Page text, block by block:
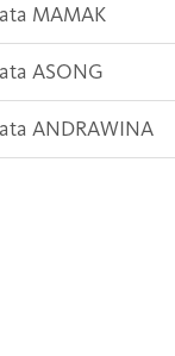
MAMAK
ASONG
ANDRAWINA